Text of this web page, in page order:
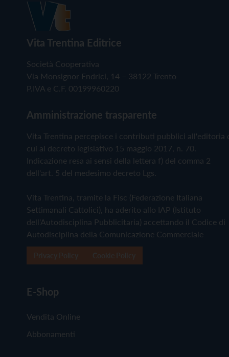
Vita Trentina Editrice
Società Cooperativa
Via Monsignor Endrici, 14 – 38122 Trento
P.IVA e C.F. 00199960220
Amministrazione trasparente
Vita Trentina percepisce i contributi pubblici all'editoria
cui al decreto legislativo 15 maggio 2017, n. 70.
Indicazione resa ai sensi della lettera f) del comma 2
dell'art. 5 del medesimo decreto Lgs.
Vita Trentina, tramite la Fisc (Federazione Italiana
Settimanali Cattolici), ha aderito allo IAP (Istituto
dell'Autodisciplina Pubblicitaria) accettando il Codice di
Autodisciplina della Comunicazione Commerciale
E-Shop
Vendita Online
Abbonamenti